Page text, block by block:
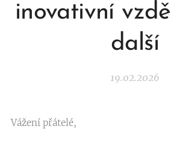
inovativní
další
19.02.2026
Vážení přátelé,